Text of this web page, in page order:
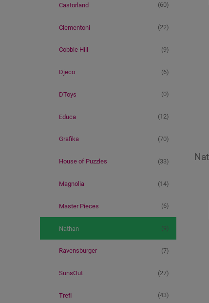
Castorland (60)
Clementoni (22)
Cobble Hill (9)
Djeco (6)
DToys (0)
Educa (12)
Grafika (70)
House of Puzzles (33)
Magnolia (14)
Master Pieces (6)
Nathan (9)
Ravensburger (7)
SunsOut (27)
Trefl (43)